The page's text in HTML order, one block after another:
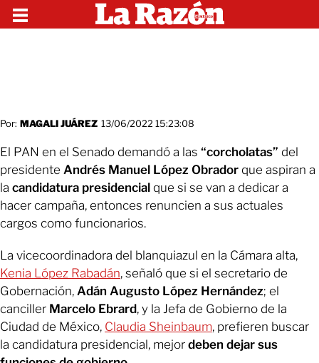
Por: MAGALI JUÁREZ 13/06/2022 15:23:08
El PAN en el Senado demandó a las “corcholatas” del
presidente Andrés Manuel López Obrador que aspiran a
la candidatura presidencial que si se van a dedicar a
hacer campaña, entonces renuncien a sus actuales
cargos como funcionarios.
La vicecoordinadora del blanquiazul en la Cámara alta,
Kenia López Rabadán, señaló que si el secretario de
Gobernación, Adán Augusto López Hernández; el
canciller Marcelo Ebrard, y la Jefa de Gobierno de la
Ciudad de México, Claudia Sheinbaum, prefieren buscar
la candidatura presidencial, mejor deben dejar sus